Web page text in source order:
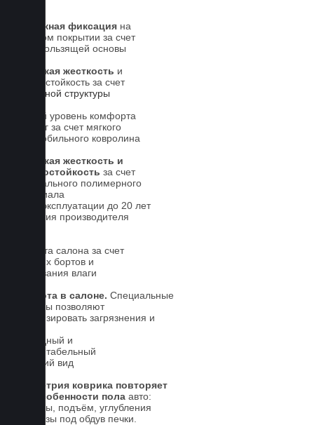
Надежная фиксация на
штатном покрытии за счет
антискользящей основы
Высокая жесткость и
износостойкость за счет
5-слойной структуры
Новый уровень комфорта
для ног за счет мягкого
автомобильного ковролина
Высокая жесткость и
износостойкость за счет
специального полимерного
материала
Срок эксплуатации до 20 лет
Гарантия производителя
Чистота салона за счет
высоких бортов и
впитывания влаги
Чистота в салоне. Специальные
выступы позволяют
локализировать загрязнения и
Солидный и
презентабельный
внешний вид
Геометрия коврика повторяет
все особенности пола авто:
выступы, подъём, углубления
и вырезы под обдув печки.